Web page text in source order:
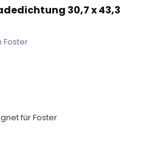
30,7 x 43,3
Foster
für Foster